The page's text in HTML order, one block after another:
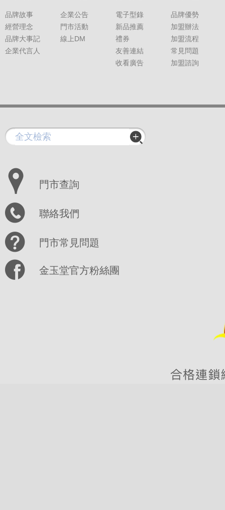
品牌故事
經營理念
品牌大事記
企業代言人
企業公告
門市活動
線上DM
電子型錄
新品推薦
禮券
友善連結
收看廣告
品牌優勢
加盟辦法
加盟流程
常見問題
加盟諮詢
門市查詢
聯絡我們
門市常見問題
金玉堂官方粉絲團